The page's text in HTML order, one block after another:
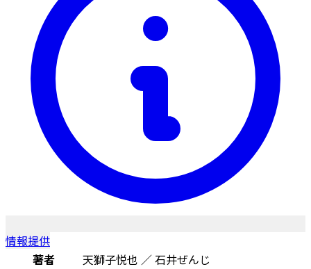
情報提供
著者
天獅子悦也 ／ 石井ぜんじ